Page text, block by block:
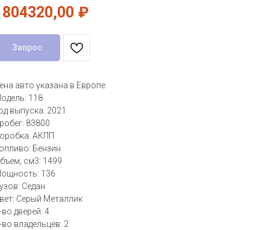
₽
Запрос
авто указана в Европе
118
выпуска: 2021
83800
АКПП
Бензин
см3: 1499
136
Седан
Серый Металлик
во дверей: 4
во владельцев: 2